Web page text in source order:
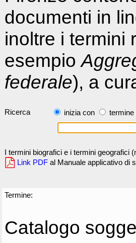
documenti in
inoltre i termini
esempio
federale), a
Ricerca inizia con termine
I termini biografici e i termini geografici
Link PDF al Manuale applicativo di
Termine:
Catalogo